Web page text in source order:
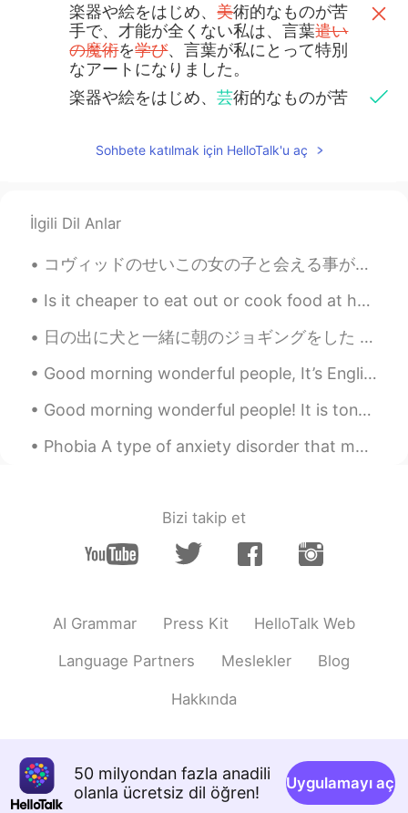
楽器や絵をはじめ、美術的なものが苦
手で、才能が全くない私は、言葉遣い
の魔術を学び、言葉が私にとって特別
なアートになりました。
楽器や絵をはじめ、芸術的なものが苦
なアートになりました。
ただの面倒くさい宿題かもしれません
が、私にとっては説得力を発揮し、人
す。
文章を書くということは、他の人にと
ませんが、私にとっては説得力を発揮
います。
感情的な物語や、堅苦しい分析など
合うスタイルが見つかるまで、毎日書
があるし、自己流で自分に
合うスタイルが見つかるまで、毎日書
く練習をしようと思います。
味方にしようと決めた日から、人間関
係がだんだん上手くなってきた上に、
自分の気持ちや考え事を整理できるよ
うになり、メンタル的に
成長してき
係がだんだん上手くなってきた上に、
自分の気持ちや考え事を整理できるよ
うになり、メンタル的に成長してきま
Sohbete katılmak için HelloTalk'u aç
İlgili Dil Anlar
コヴィッドのせいこの女の子と会える事が出来なかったので、今日ついに会って彼女はとても元気そうだった 🐕✨ Due to Covid I wasn’t able to meet with her,...
Is it cheaper to eat out or cook food at home in your country? In America, it is definitely cheap...
日の出に犬と一緒に朝のジョギングをした This morning I went jogging with our dog at sunrise. 今日は田舎の中だったので犬が良い時間を過ごした...
Good morning wonderful people, It’s English practice time again. Send me a message if you want...
Good morning wonderful people! It is tongue twister time! Try saying the following: What's a ...
Phobia A type of anxiety disorder that makes someone very worried and affects their life. An ex...
Bizi takip et
AI Grammar Press Kit HelloTalk Web
Language Partners Meslekler Blog
Hakkında
50 milyondan fazla anadili
olanla ücretsiz dil öğren!
Uygulamayı aç